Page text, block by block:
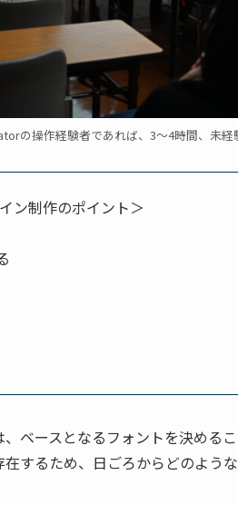
の操作経験者であれば、3～4時間、未
ン制作のポイント＞
、ベースとなるフォントを決める
するため、日ごろからどのよう